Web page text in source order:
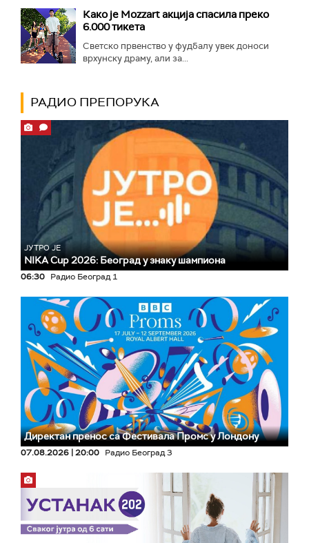
Како је Mozzart акција спасила преко
6.000 тикета
Светско првенство у фудбалу увек доноси
врхунску драму, али за...
РАДИО ПРЕПОРУКА
ЈУТРО ЈЕ
NIKA Cup 2026: Београд у знаку шампиона
06:30 Радио Београд 1
Директан пренос са Фестивала Промс у Лондону
07.08.2026 | 20:00 Радио Београд 3